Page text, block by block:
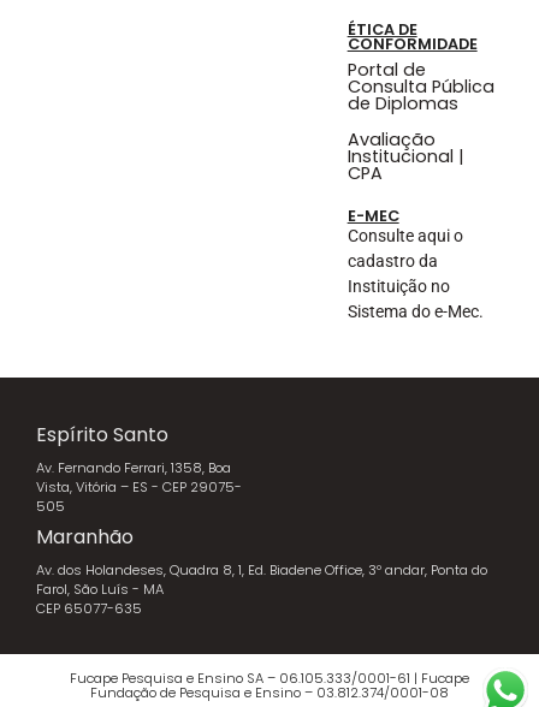
ÉTICA DE
CONFORMIDADE
Portal de
Consulta Pública
de Diplomas
Avaliação
Institucional |
CPA
E-MEC
Consulte aqui o
cadastro da
Instituição no
Sistema do e-Mec.
Espírito Santo
Av. Fernando Ferrari, 1358, Boa
Vista, Vitória – ES - CEP 29075-
505
Maranhão
Av. dos Holandeses, Quadra 8, 1, Ed. Biadene Office, 3º andar, Ponta do
Farol, São Luís - MA
CEP 65077-635
Fucape Pesquisa e Ensino SA – 06.105.333/0001-61 | Fucape
Fundação de Pesquisa e Ensino – 03.812.374/0001-08